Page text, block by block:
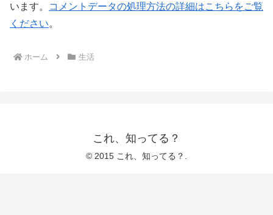
います。
コメントデータの処理方法の詳細はこちらをご覧
ください。
ホーム 生活
これ、知ってる？
© 2015 これ、知ってる？.